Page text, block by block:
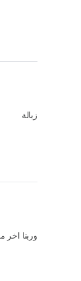
زبالة
وربنا